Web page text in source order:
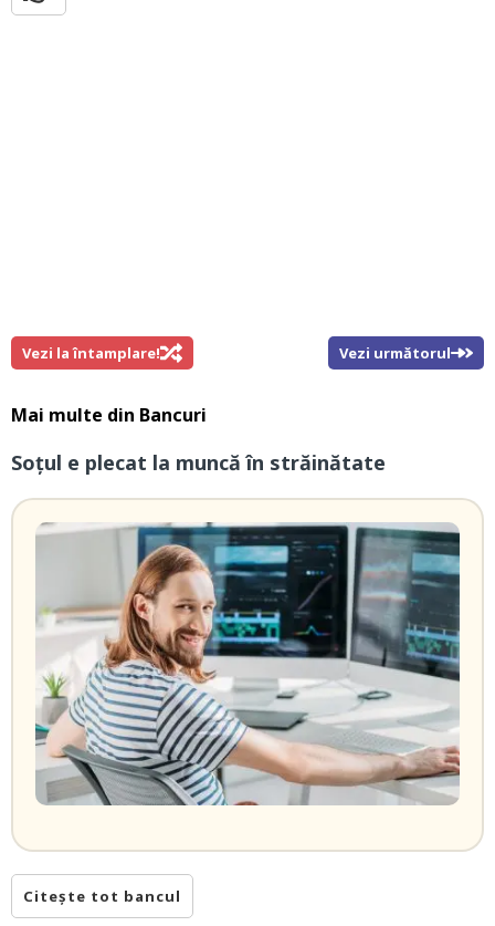
Vezi la întamplare! Vezi următorul
Mai multe din Bancuri
Soțul e plecat la muncă în străinătate
Citește tot bancul